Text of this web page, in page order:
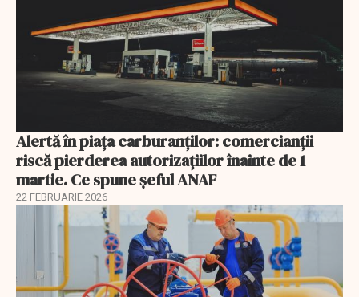
Alertă în piața carburanților: comercianții
riscă pierderea autorizațiilor înainte de 1
martie. Ce spune șeful ANAF
22 FEBRUARIE 2026